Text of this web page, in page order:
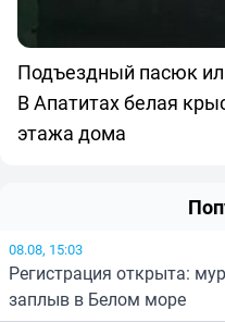
Подъездный пасюк
В Апатитах белая
этажа дома
08.08, 15:03
Регистрация открыта:
заплыв в Белом море